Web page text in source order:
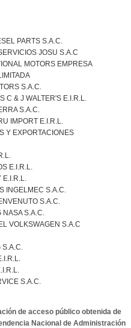
PARTS S.A.C.
JOSU S.A.C
MOTORS EMPRESA
S.A.C.
& J WALTER'S E.I.R.L.
S.A.C.
IMPORT E.I.R.L.
Y EXPORTACIONES
E.I.R.L.
INGELMEC S.A.C.
S.A.C.
S.A.C.
VOLKSWAGEN S.A.C
S.A.C.
de acceso público obtenida de
Nacional de Administración